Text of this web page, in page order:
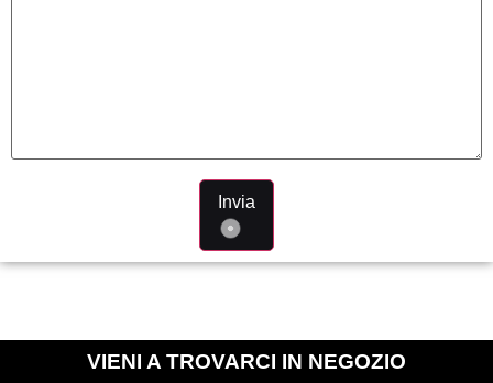
Invia
VIENI A TROVARCI IN NEGOZIO